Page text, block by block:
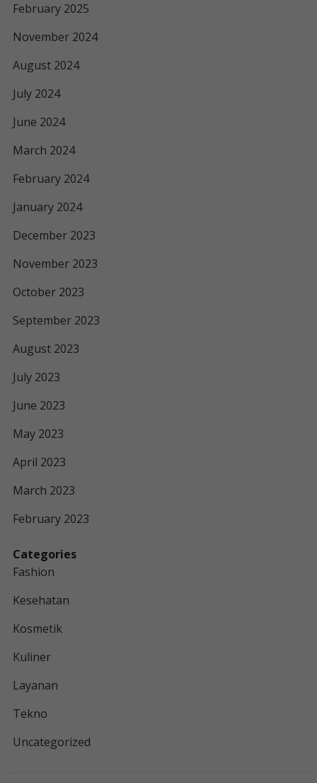
February 2025
November 2024
August 2024
July 2024
June 2024
March 2024
February 2024
January 2024
December 2023
November 2023
October 2023
September 2023
August 2023
July 2023
June 2023
May 2023
April 2023
March 2023
February 2023
Categories
Fashion
Kesehatan
Kosmetik
Kuliner
Layanan
Tekno
Uncategorized